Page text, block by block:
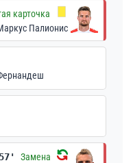
карточка
Палионис
57' Замена